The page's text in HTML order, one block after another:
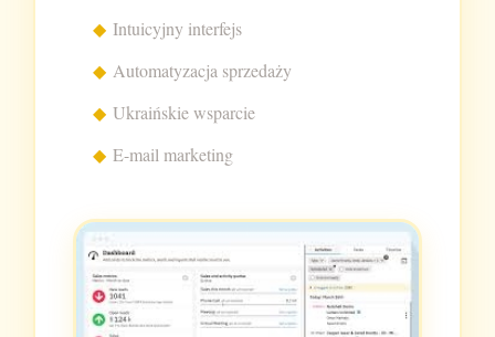
Intuicyjny interfejs
Automatyzacja sprzedaży
Ukraińskie wsparcie
E-mail marketing